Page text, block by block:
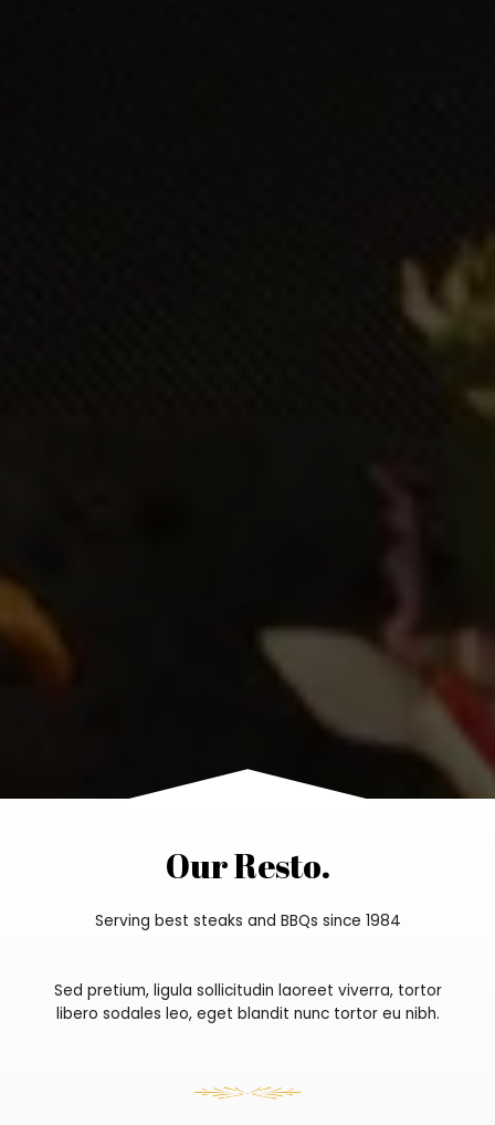
Our Resto.
Serving best steaks and BBQs since 1984
Sed pretium, ligula sollicitudin laoreet viverra, tortor
libero sodales leo, eget blandit nunc tortor eu nibh.